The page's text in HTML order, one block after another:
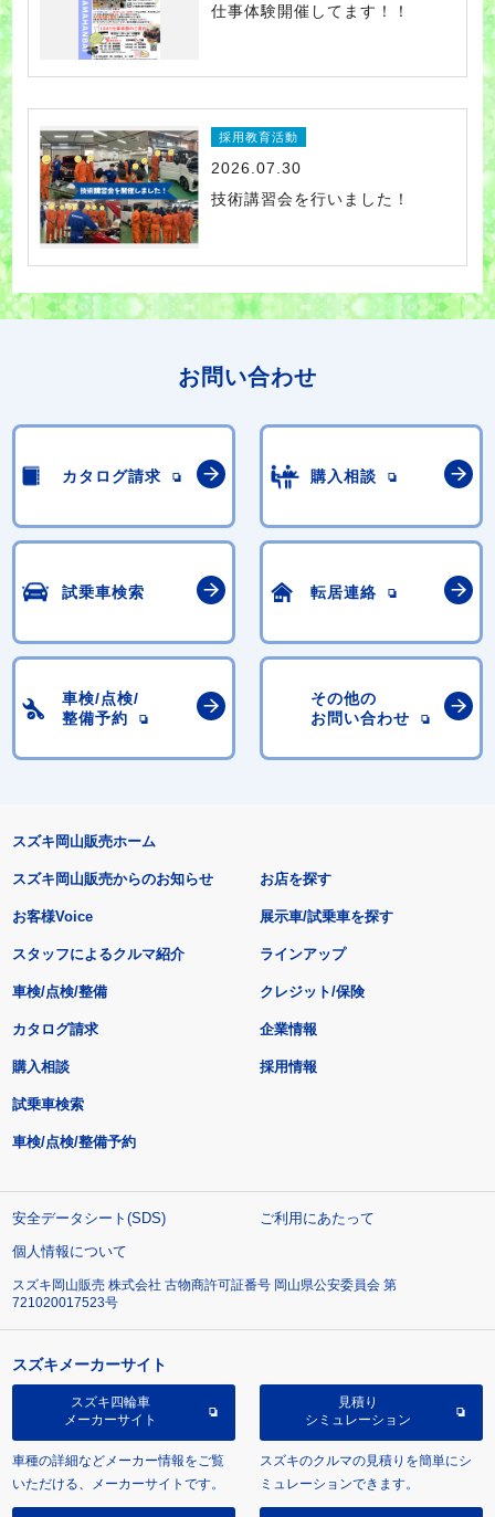
仕事体験開催してます！！
採用教育活動
2026.07.30
技術講習会を行いました！
お問い合わせ
カタログ請求 購入相談
試乗車検索 転居連絡
車検/点検/
整備予約
その他の
お問い合わせ
スズキ岡山販売ホーム
スズキ岡山販売からのお知らせ
お客様Voice
スタッフによるクルマ紹介
お店を探す
展示車/試乗車を探す
ラインアップ
車検/点検/整備 クレジット/保険
カタログ請求
購入相談
試乗車検索
車検/点検/整備予約
企業情報
採用情報
安全データシート(SDS)
ご利用にあたって
個人情報について
スズキ岡山販売 株式会社 古物商許可証番号 岡山県公安委員会 第
721020017523号
スズキメーカーサイト
スズキ四輪車
メーカーサイト
車種の詳細などメーカー情報をご覧
いただける、メーカーサイトです。
見積り
シミュレーション
スズキのクルマの見積りを簡単にシ
ミュレーションできます。